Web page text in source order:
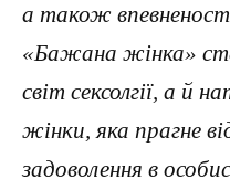
а також
«Бажана жінка»
світ сексолгії, а й
жінки, яка прагне
задоволення в